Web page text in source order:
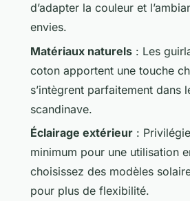
d’adapter la couleur et
envies.
Matériaux naturels : Les
coton apportent une touche
s’intègrent parfaitement dans
scandinave.
Éclairage extérieur :
minimum pour une utilisation
choisissez des modèles
pour plus de flexibilité.